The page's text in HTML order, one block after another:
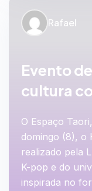
Rafael
Evento
cultura
O Espaço
domingo (8), o
realizado pela
K-pop e do
inspirada no